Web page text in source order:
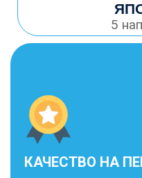
5
КАЧЕСТВО НА